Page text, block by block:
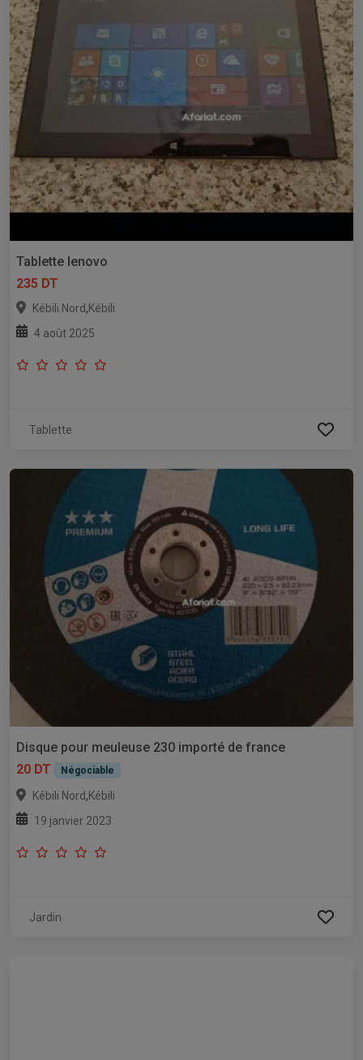
Tablette lenovo
235 DT
Kébili Nord,Kébili
4 août 2025
Tablette
Disque pour meuleuse 230 importé de france
20 DT
Négociable
Kébili Nord,Kébili
19 janvier 2023
Jardin